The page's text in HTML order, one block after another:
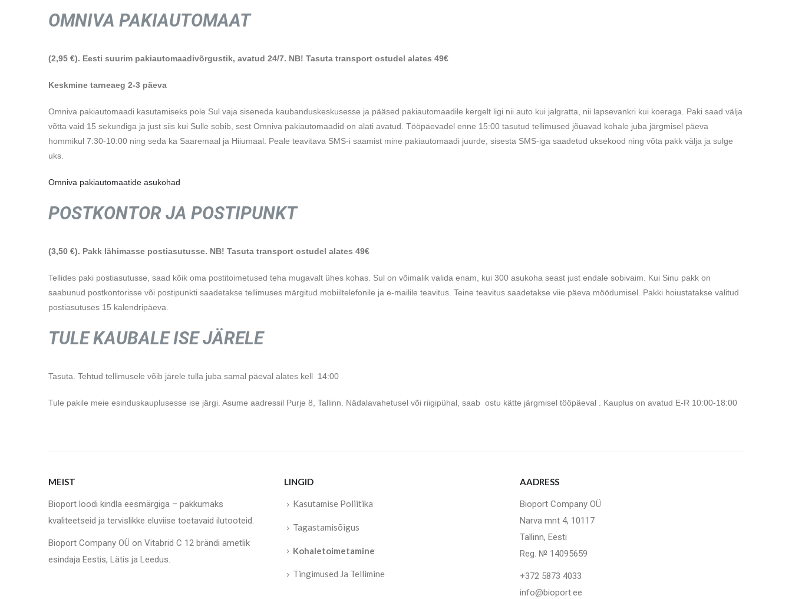
OMNIVA PAKIAUTOMAAT
(2,95 €). Eesti suurim pakiautomaadivõrgustik, avatud 24/7. NB! Tasuta transport ostudel alates 49€
Keskmine tarneaeg 2-3 päeva
Omniva pakiautomaadi kasutamiseks pole Sul vaja siseneda kaubanduskeskusesse ja pääsed pakiautomaadile kergelt ligi nii auto kui jalgratta, nii lapsevankri kui koeraga. Paki saad välja
võtta vaid 15 sekundiga ja just siis kui Sulle sobib, sest Omniva pakiautomaadid on alati avatud. Tööpäevadel enne 15:00 tasutud tellimused jõuavad kohale juba järgmisel päeva
hommikul 7:30-10:00 ning seda ka Saaremaal ja Hiiumaal. Peale teavitava SMS-i saamist mine pakiautomaadi juurde, sisesta SMS-iga saadetud uksekood ning võta pakk välja ja sulge
uks.
Omniva pakiautomaatide asukohad
POSTKONTOR JA POSTIPUNKT
(3,50 €). Pakk lähimasse postiasutusse. NB! Tasuta transport ostudel alates 49€
Tellides paki postiasutusse, saad kõik oma postitoimetused teha mugavalt ühes kohas. Sul on võimalik valida enam, kui 300 asukoha seast just endale sobivaim. Kui Sinu pakk on
saabunud postkontorisse või postipunkti saadetakse tellimuses märgitud mobiiltelefonile ja e-mailile teavitus. Teine teavitus saadetakse viie päeva möödumisel. Pakki hoiustatakse valitud
postiasutuses 15 kalendripäeva.
TULE KAUBALE ISE JÄRELE
Tasuta. Tehtud tellimusele võib järele tulla juba samal päeval alates kell 14:00
Tule pakile meie esinduskauplusesse ise järgi. Asume aadressil Purje 8, Tallinn. Nädalavahetusel või riigipühal, saab ostu kätte järgmisel tööpäeval . Kauplus on avatud E-R 10:00-18:00
MEIST
Bioport loodi kindla eesmärgiga – pakkumaks
kvaliteetseid ja tervislikke eluviise toetavaid ilutooteid.
Bioport Company OÜ on Vitabrid C 12 brändi ametlik
esindaja Eestis, Lätis ja Leedus.
LINGID
Kasutamise Poliitika
Tagastamisõigus
Kohaletoimetamine
Tingimused Ja Tellimine
AADRESS
Bioport Company OÜ
Narva mnt 4, 10117
Tallinn, Eesti
Reg. № 14095659
+372 5873 4033
info@bioport.ee